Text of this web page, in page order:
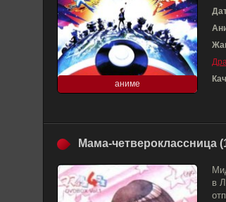
аниме
Мама-четвероклассница
в